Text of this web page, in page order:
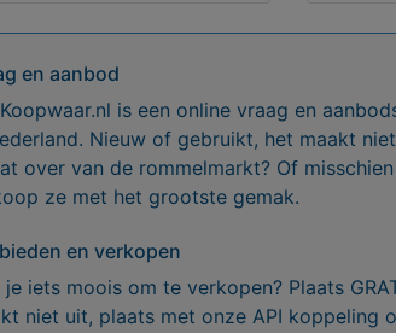
en aanbod
is een online vraag en
Nieuw of gebruikt, het maakt
over van de rommelmarkt? Of
ze met het grootste gemak.
en verkopen
je iets moois om te verkopen? Plaats
niet uit, plaats met onze API koppeling